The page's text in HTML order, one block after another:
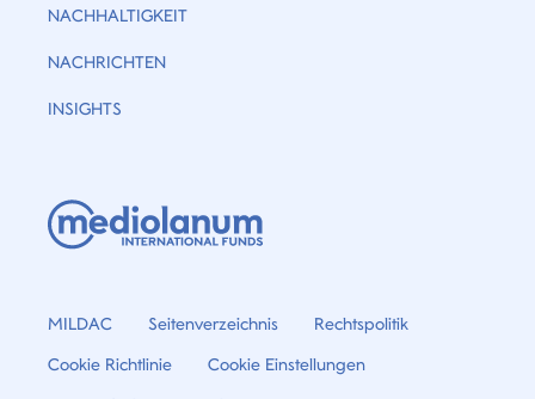
NACHHALTIGKEIT
NACHRICHTEN
INSIGHTS
MILDAC Seitenverzeichnis Rechtspolitik
Cookie Richtlinie Cookie Einstellungen